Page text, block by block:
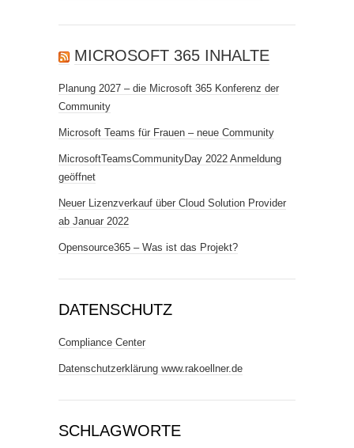
MICROSOFT 365 INHALTE
Planung 2027 – die Microsoft 365 Konferenz der
Community
Microsoft Teams für Frauen – neue Community
MicrosoftTeamsCommunityDay 2022 Anmeldung
geöffnet
Neuer Lizenzverkauf über Cloud Solution Provider
ab Januar 2022
Opensource365 – Was ist das Projekt?
DATENSCHUTZ
Compliance Center
Datenschutzerklärung www.rakoellner.de
SCHLAGWORTE